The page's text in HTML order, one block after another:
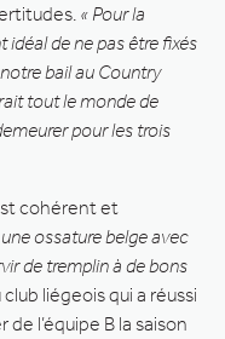
« Pour la
idéal de ne pas être fixés
bail au Country
tout le monde de
pour les trois
cohérent et
ossature belge avec
de tremplin à de bons
club liégeois qui a réussi
de l’équipe B la saison